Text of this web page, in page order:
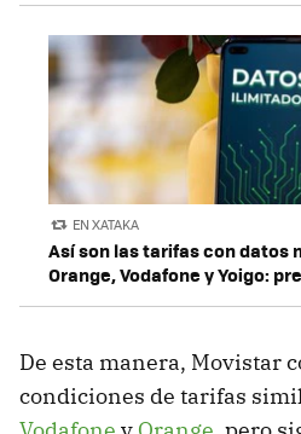
EN XATAKA
Así son las tarifas con datos
Orange, Vodafone y Yoigo:
De esta manera, Movistar
condiciones de tarifas